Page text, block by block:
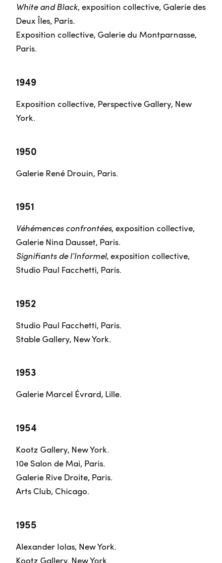
White and Black, exposition collective, Galerie des
Deux Îles, Paris.
Exposition collective, Galerie du Montparnasse,
Paris.
1949
Exposition collective, Perspective Gallery, New
York.
1950
Galerie René Drouin, Paris.
1951
Véhémences confrontées, exposition collective,
Galerie Nina Dausset, Paris.
Signifiants de l’Informel, exposition collective,
Studio Paul Facchetti, Paris.
1952
Studio Paul Facchetti, Paris.
Stable Gallery, New York.
1953
Galerie Marcel Évrard, Lille.
1954
Kootz Gallery, New York.
10e Salon de Mai, Paris.
Galerie Rive Droite, Paris.
Arts Club, Chicago.
1955
Alexander Iolas, New York.
Kootz Gallery, New York.